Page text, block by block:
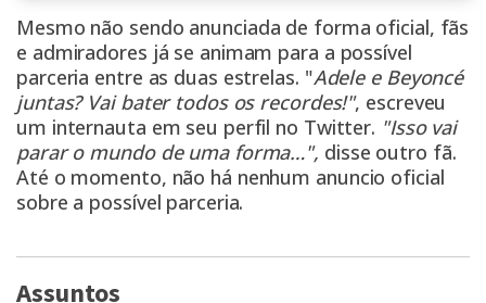
Mesmo não sendo anunciada de forma oficial, fãs
e admiradores já se animam para a possível
parceria entre as duas estrelas. "Adele e Beyoncé
juntas? Vai bater todos os recordes!", escreveu
um internauta em seu perfil no Twitter. "Isso vai
parar o mundo de uma forma…", disse outro fã.
Até o momento, não há nenhum anuncio oficial
sobre a possível parceria.
Assuntos